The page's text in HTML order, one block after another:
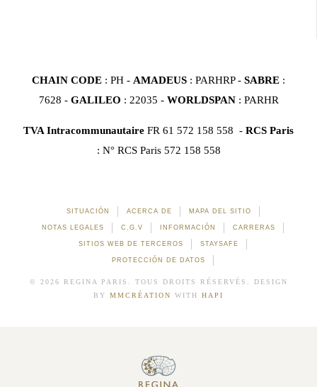
CHAIN CODE : PH - AMADEUS : PARHRP - SABRE :
7628 - GALILEO : 22035 - WORLDSPAN : PARHR
TVA Intracommunautaire FR 61 572 158 558 - RCS Paris
: N° RCS Paris 572 158 558
SITUACIÓN ACERCA DE MAPA DEL SITIO
NOTAS LEGALES C.G.V INFORMACIÓN CARRERAS
SITIOS WEB DE TERCEROS STAYSAFE
PROTECCIÓN DE DATOS
© 2026 REGINA PARIS. TOUS DROITS RÉSERVÉS. DESIGN
BY MMCRÉATION WITH HAPI